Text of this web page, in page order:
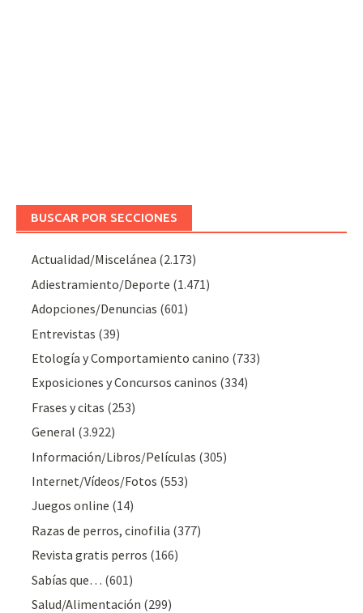
BUSCAR POR SECCIONES
Actualidad/Miscelánea (2.173)
Adiestramiento/Deporte (1.471)
Adopciones/Denuncias (601)
Entrevistas (39)
Etología y Comportamiento canino (733)
Exposiciones y Concursos caninos (334)
Frases y citas (253)
General (3.922)
Información/Libros/Películas (305)
Internet/Vídeos/Fotos (553)
Juegos online (14)
Razas de perros, cinofilia (377)
Revista gratis perros (166)
Sabías que… (601)
Salud/Alimentación (299)